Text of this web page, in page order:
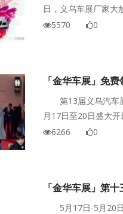
日，义乌车展厂家大
渐暖！小伙伴们买车
喽！第十三届义乌车
送！免费送！免费送
5570 0
「金华车展」免
展门票注意事项
第13届义乌汽车
月17日至20日盛大开
出了“义乌车展门票免
6266 0
「金华车展」第
展门票免费送
5月17日-5月20